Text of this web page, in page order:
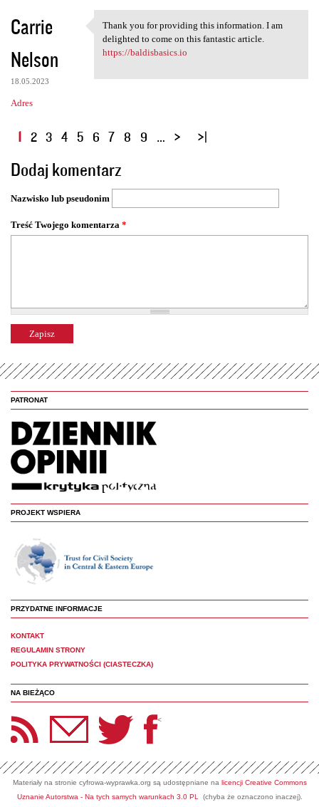
Carrie
Nelson
18.05.2023
Adres
Thank you for providing this
Thank you for providing this information. I am
delighted to come on this fantastic article.
https://baldisbasics.io
S
r
o
n
y
1 2 3 4 5 6 7 8 9 …
Dodaj komentarz
Nazwisko lub pseudonim
Treść Twojego komentarza *
PATRONAT
PROJEKT WSPIERA
PRZYDATNE INFORMACJE
KONTAKT
REGULAMIN STRONY
POLITYKA PRYWATNOŚCI (CIASTECZKA)
NA BIEŻĄCO
Panoptyka Facebook <
Materiały na stronie cyfrowa-wyprawka.org są udostępniane na licencji Creative Commons
Uznanie Autorstwa - Na tych samych warunkach 3.0 PL(chyba że oznaczono inaczej).